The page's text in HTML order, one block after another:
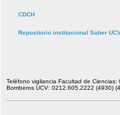
CDCH
Repositorio institucional Saber
Teléfono vigilancia Facultad de Ciencias:
Bomberos UCV: 0212.605.2222 (4930)